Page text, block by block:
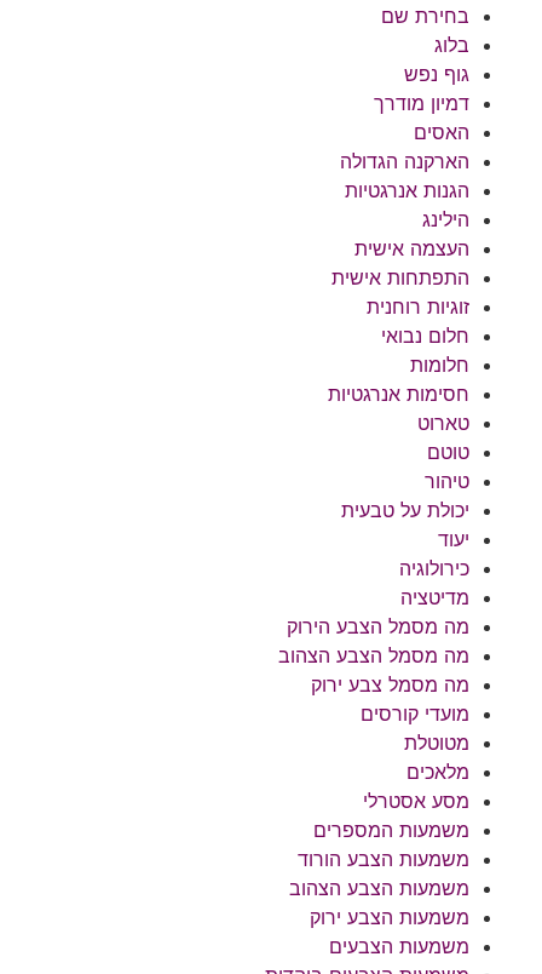
בחירת שם
בלוג
גוף נפש
דמיון מודרך
האסים
הארקנה הגדולה
הגנות אנרגטיות
הילינג
העצמה אישית
התפתחות אישית
זוגיות רוחנית
חלום נבואי
חלומות
חסימות אנרגטיות
טארוט
טוטם
טיהור
יכולת על טבעית
יעוד
כירולוגיה
מדיטציה
מה מסמל הצבע הירוק
מה מסמל הצבע הצהוב
מה מסמל צבע ירוק
מועדי קורסים
מטוטלת
מלאכים
מסע אסטרלי
משמעות המספרים
משמעות הצבע הורוד
משמעות הצבע הצהוב
משמעות הצבע ירוק
משמעות הצבעים